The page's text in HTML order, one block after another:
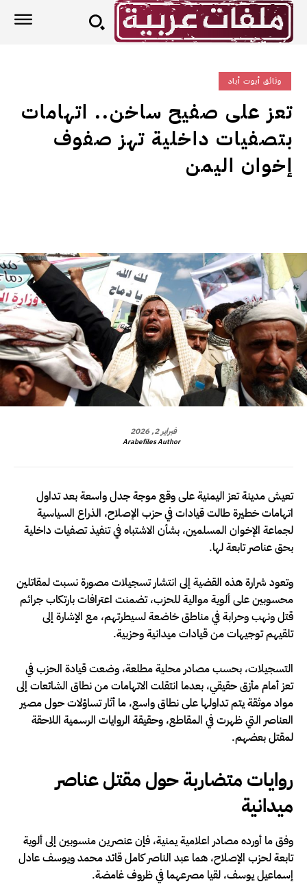
وثائق أبوت أباد
تعز على صفيح ساخن.. اتهامات
بتصفيات داخلية تهز صفوف
إخوان اليمن
فبراير 2, 2026
Arabefiles Author
تعيش مدينة تعز اليمنية على وقع موجة جدل واسعة بعد تداول
اتهامات خطيرة طالت قيادات في حزب الإصلاح، الذراع السياسية
لجماعة الإخوان المسلمين، بشأن الاشتباه في تنفيذ تصفيات داخلية
بحق عناصر تابعة لها.
وتعود شرارة هذه القضية إلى انتشار تسجيلات مصورة نسبت لمقاتلين
محسوبين على ألوية موالية للحزب، تضمنت اعترافات بارتكاب جرائم
قتل ونهب وحرابة في مناطق خاضعة لسيطرتهم، مع الإشارة إلى
تلقيهم توجيهات من قيادات ميدانية وحزبية.
التسجيلات، بحسب مصادر محلية مطلعة، وضعت قيادة الحزب في
تعز أمام مأزق حقيقي، بعدما انتقلت الاتهامات من نطاق الشائعات إلى
مواد موثقة يتم تداولها على نطاق واسع، ما أثار تساؤلات حول مصير
العناصر التي ظهرت في المقاطع، وحقيقة الروايات الرسمية اللاحقة
لمقتل بعضهم.
روايات متضاربة حول مقتل عناصر
ميدانية
وفق ما أورده مصادر اعلامية يمنية، فإن عنصرين منسوبين إلى ألوية
تابعة لحزب الإصلاح، هما عبد الناصر كامل قائد محمد ويوسف عادل
إسماعيل يوسف، لقيا مصرعهما في ظروف غامضة.